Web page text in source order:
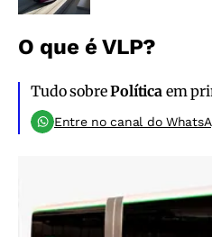
O que é VLP?
Tudo sobrePolíticaem
Entre no canal do